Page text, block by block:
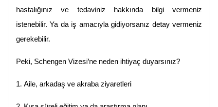
hastalığınız ve tedaviniz hakkında bilgi vermeniz
istenebilir. Ya da iş amacıyla gidiyorsanız detay vermeniz
gerekebilir.
Peki, Schengen Vizesi’ne neden ihtiyaç duyarsınız?
1. Aile, arkadaş ve akraba ziyaretleri